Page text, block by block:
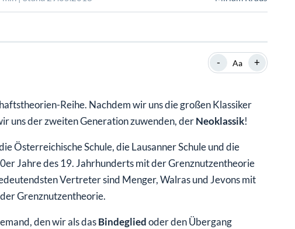
RATGEBER
- Aa +
Reihe. Nachdem wir uns die großen Klassiker
uns der zweiten Generation zuwenden, derNeoklassik!
Österreichische Schule, die Lausanner Schule und die
Jahre des 19. Jahrhunderts mit der Grenznutzentheorie
Vertreter sind Menger, Walras und Jevons mit
Grenznutzentheorie.
den wir als dasBindegliedoder den Übergang